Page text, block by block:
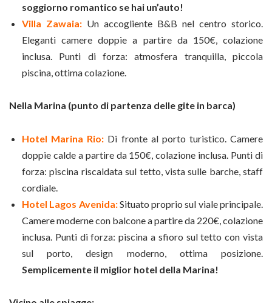
soggiorno romantico se hai un’auto!
Villa Zawaia: Un accogliente B&B nel centro storico.
Eleganti camere doppie a partire da 150€, colazione
inclusa. Punti di forza: atmosfera tranquilla, piccola
piscina, ottima colazione.
Nella Marina (punto di partenza delle gite in barca)
Hotel Marina Rio: Di fronte al porto turistico. Camere
doppie calde a partire da 150€, colazione inclusa. Punti di
forza: piscina riscaldata sul tetto, vista sulle barche, staff
cordiale.
Hotel Lagos Avenida:Situato proprio sul viale principale.
Camere moderne con balcone a partire da 220€, colazione
inclusa. Punti di forza: piscina a sfioro sul tetto con vista
sul porto, design moderno, ottima posizione.
Semplicemente il miglior hotel della Marina!